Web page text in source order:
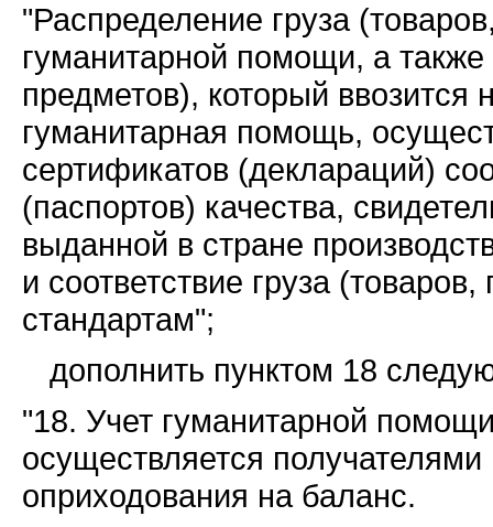
"Распределение груза
гуманитарной помощи, а также
предметов), который
гуманитарная помощь,
сертификатов (деклараций)
(паспортов) качества,
выданной в стране
и соответствие груза
стандартам";
дополнить пунктом 18
"18. Учет гуманитарной
осуществляется
оприходования на баланс.